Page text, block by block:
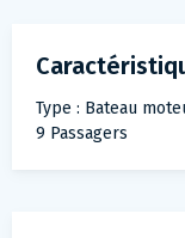
Type : Bateau
9 Passagers